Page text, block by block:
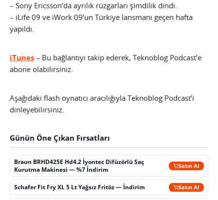
– Sony Ericsson’da ayrılık rüzgarları şimdilik dindi.
– iLife 09 ve iWork 09’un Türkiye lansmanı geçen hafta
yapıldı.
iTunes – Bu bağlantıyı takip ederek, Teknoblog Podcast’e
abone olabilirsiniz.
Aşağıdaki flash oynatıcı aracılığıyla Teknoblog Podcast’i
dinleyebilirsiniz.
Günün Öne Çıkan Fırsatları
Braun BRHD425E Hd4.2 İyontec Difüzörlü Saç
Kurutma Makinesi — %7 İndirim
Satın Al
Schafer Fit Fry XL 5 Lt Yağsız Fritöz — İndirim Satın Al